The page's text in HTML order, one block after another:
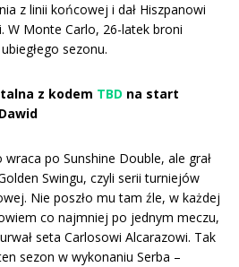
z linii końcowej i dał Hiszpanowi
W Monte Carlo, 26-latek broni
sezonu.
z kodem TBD na start
po Sunshine Double, ale grał
Swingu, czyli serii turniejów
Nie poszło mu tam źle, w każdej
co najmniej po jednym meczu,
seta Carlosowi Alcarazowi. Tak
sezon w wykonaniu Serba –